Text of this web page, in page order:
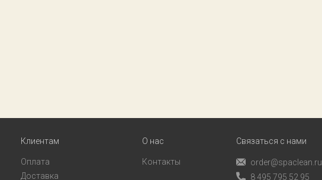
Клиентам
Оплата
Доставка
О нас
Контакты
Связаться с нами
order@spaclean.ru
8 495 795 52 95